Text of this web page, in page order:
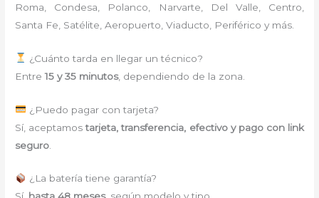
Roma, Condesa, Polanco, Narvarte, Del Valle, Centro,
Santa Fe, Satélite, Aeropuerto, Viaducto, Periférico y más.
¿Cuánto tarda en llegar un técnico?
Entre15 y 35 minutos, dependiendo de la zona.
¿Puedo pagar con tarjeta?
Sí, aceptamostarjeta, transferencia, efectivo y pago con link
seguro
¿La batería tiene garantía?